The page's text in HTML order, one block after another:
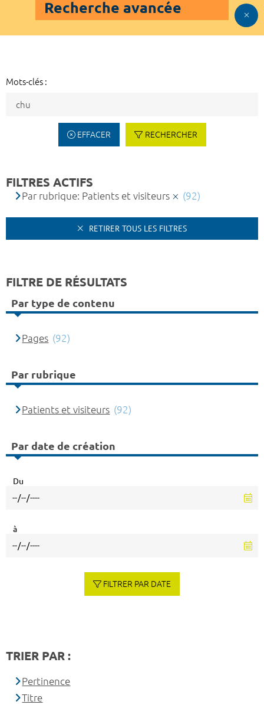
Recherche avancée
Mots-clés :
EFFACER RECHERCHER
FILTRES ACTIFS
Par rubrique: Patients et visiteurs (92)
RETIRER TOUS LES FILTRES
FILTRE DE RÉSULTATS
Par type de contenu
Pages (92)
Par rubrique
Patients et visiteurs (92)
Par date de création
Du
à
FILTRER PAR DATE
TRIER PAR :
Pertinence
Titre